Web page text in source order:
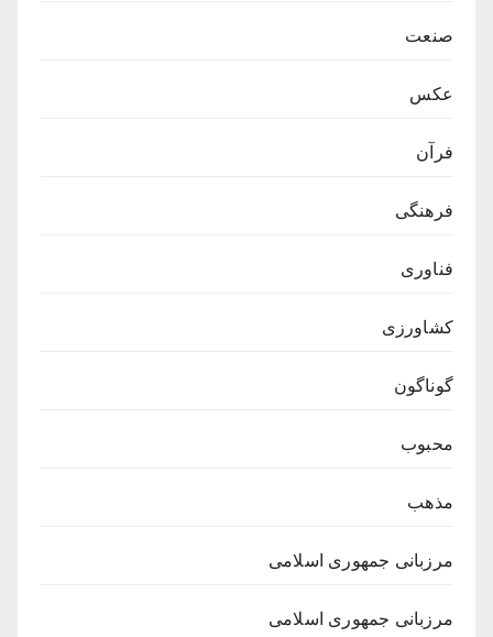
صنعت
عکس
فرآن
فرهنگی
فناوری
کشاورزی
گوناگون
محبوب
مذهب
مرزبانی جمهوری اسلامی
مرزبانی جمهوری اسلامی